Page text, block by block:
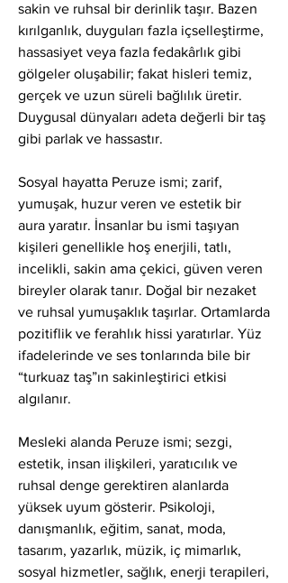
sakin ve ruhsal bir derinlik taşır. Bazen
kırılganlık, duyguları fazla içselleştirme,
hassasiyet veya fazla fedakârlık gibi
gölgeler oluşabilir; fakat hisleri temiz,
gerçek ve uzun süreli bağlılık üretir.
Duygusal dünyaları adeta değerli bir taş
gibi parlak ve hassastır.
Sosyal hayatta Peruze ismi; zarif,
yumuşak, huzur veren ve estetik bir
aura yaratır. İnsanlar bu ismi taşıyan
kişileri genellikle hoş enerjili, tatlı,
incelikli, sakin ama çekici, güven veren
bireyler olarak tanır. Doğal bir nezaket
ve ruhsal yumuşaklık taşırlar. Ortamlarda
pozitiflik ve ferahlık hissi yaratırlar. Yüz
ifadelerinde ve ses tonlarında bile bir
“turkuaz taş”ın sakinleştirici etkisi
algılanır.
Mesleki alanda Peruze ismi; sezgi,
estetik, insan ilişkileri, yaratıcılık ve
ruhsal denge gerektiren alanlarda
yüksek uyum gösterir. Psikoloji,
danışmanlık, eğitim, sanat, moda,
tasarım, yazarlık, müzik, iç mimarlık,
sosyal hizmetler, sağlık, enerji terapileri,